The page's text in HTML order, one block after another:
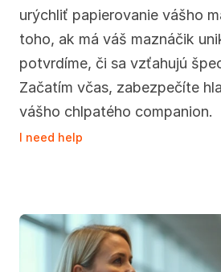
urýchliť papierovanie vášho
toho, ak má váš maznáčik
potvrdíme, či sa vzťahujú
Začatím včas, zabezpečíte
vášho chlpatého companion.
I need help